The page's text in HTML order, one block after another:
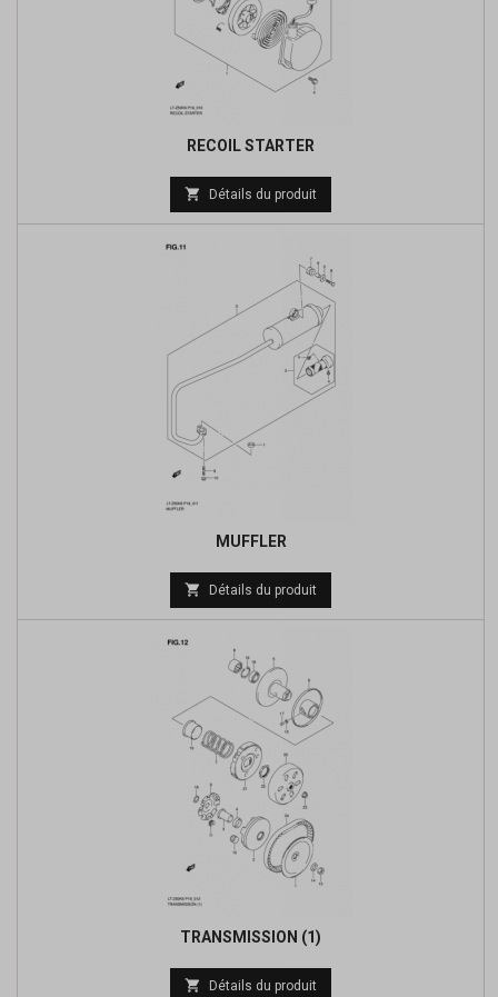
RECOIL STARTER
Prix
de
 Détails du produit
MUFFLER
Prix
de
 Détails du produit
TRANSMISSION (1)
Prix
 Détails du produit